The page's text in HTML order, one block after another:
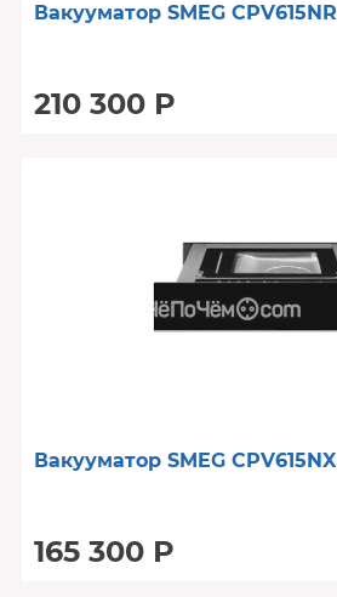
Вакууматор SMEG CPV615NR
210 300 Р
Вакууматор SMEG CPV615NX
165 300 Р